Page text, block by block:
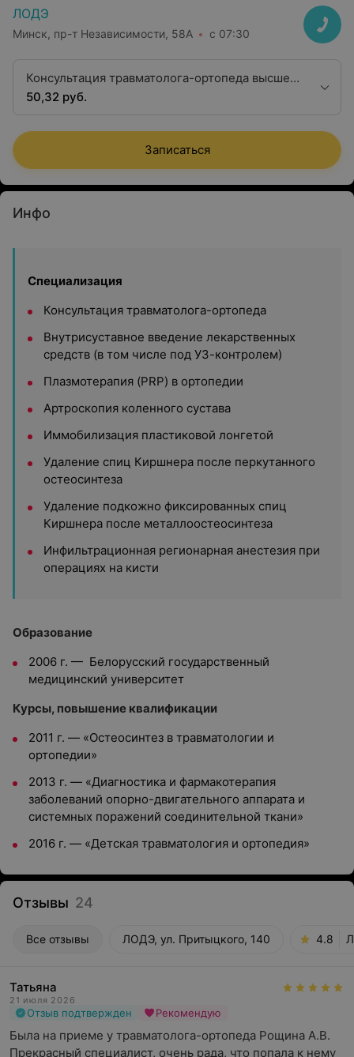
ЛОДЭ
Минск, пр-т Независимости, 58А с 07:30
Консультация травматолога-ортопеда высшей
квалификационной категории
50,32 руб.
Записаться
Инфо
Специализация
Консультация травматолога-ортопеда
Внутрисуставное введение лекарственных
средств (в том числе под УЗ-контролем)
Плазмотерапия (PRP) в ортопедии
Артроскопия коленного сустава
Иммобилизация пластиковой лонгетой
Удаление спиц Киршнера после перкутанного
остеосинтеза
Удаление подкожно фиксированных спиц
Киршнера после металлоостеосинтеза
Инфильтрационная регионарная анестезия при
операциях на кисти
Образование
2006 г. — Белорусский государственный
медицинский университет
Курсы, повышение квалификации
2011 г. — «Остеосинтез в травматологии и
ортопедии»
2013 г. — «Диагностика и фармакотерапия
заболеваний опорно-двигательного аппарата и
системных поражений соединительной ткани»
2016 г. — «Детская травматология и ортопедия»
Отзывы 24
Все отзывы ЛОДЭ, ул. Притыцкого, 140 4.8
Татьяна
21 июля 2026
Отзыв подтвержден Рекомендую
Была на приеме у травматолога-ортопеда Рощина А.В.
Прекрасный специалист, очень рада, что попала к нему